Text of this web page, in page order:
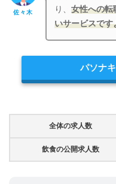
佐々木
り、女性への転
いサービスです
パソナ
全体の求人数
飲食の公開求人数